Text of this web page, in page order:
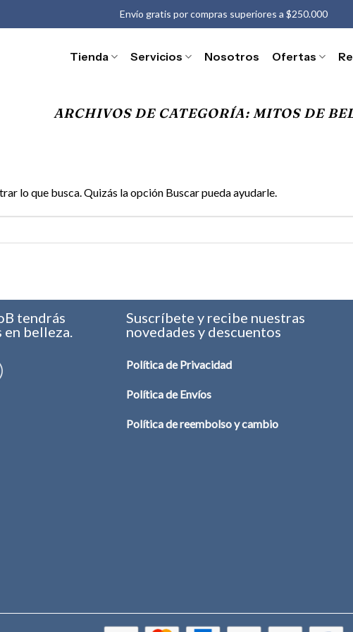
Envío gratis por compras superiores a $250.000
Tienda Servicios Nosotros Ofertas
ARCHIVOS DE CATEGORÍA: MITOS DE
lo que busca. Quizás la opción Buscar pueda ayudarle.
tendrás
en belleza.
Suscríbete y recibe nuestras
novedades y descuentos
Política de Privacidad
Política de Envíos
Política de reembolso y cambio